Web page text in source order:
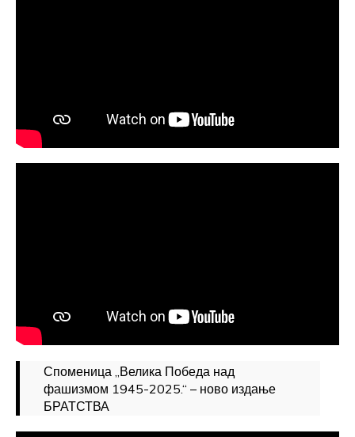
Споменица „Велика Победа над
фашизмом 1945-2025.“ – ново издање
БРАТСТВА